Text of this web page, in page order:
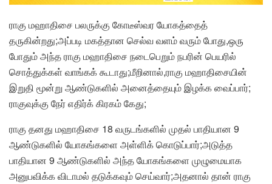
ராகு மஹாதிசை பலருக்கு கோடீஸ்வர யோகத்தைத்
தருகின்றது;அப்படி மகத்தான செல்வ வளம் வரும் போது,ஒரு
போதும் அந்த ராகு மஹாதிசை நடைபெறும் நபரின் பெயரில்
சொத்துக்கள் வாங்கக் கூடாது;மீறினால்,ராகு மஹாதிசையின்
இறுதி மூன்று ஆண்டுகளில் அனைத்தையும் இழக்க வைப்பார்;
ராகுவுக்கு நேர் எதிர்க் கிரகம் கேது;
ராகு தனது மஹாதிசை 18 வருடங்களில் முதல் பாதியான 9
ஆண்டுகளில் யோகங்களை அள்ளிக் கொடுப்பார்;அடுத்த
பாதியான 9 ஆண்டுகளில் அந்த யோகங்களை முழுமையாக
அனுபவிக்க விடாமல் தடுக்கவும் செய்வார்;அதனால் தான் ராகு